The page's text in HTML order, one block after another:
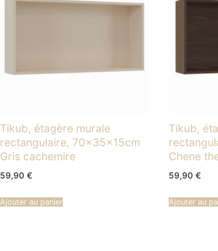
Tikub, étagère murale
rectangulaire, 70x35x15cm
Gris cachemire
59,90 €
Ajouter au panier
Tikub,
Chene
59,90 €
Ajouter au